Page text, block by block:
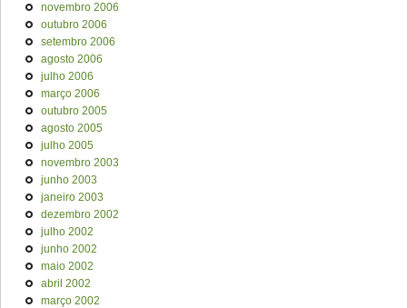
novembro 2006
outubro 2006
setembro 2006
agosto 2006
julho 2006
março 2006
outubro 2005
agosto 2005
julho 2005
novembro 2003
junho 2003
janeiro 2003
dezembro 2002
julho 2002
junho 2002
maio 2002
abril 2002
março 2002